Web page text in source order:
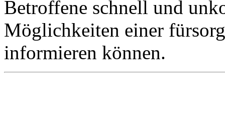
Betroffene schnell und
Möglichkeiten einer
informieren können.